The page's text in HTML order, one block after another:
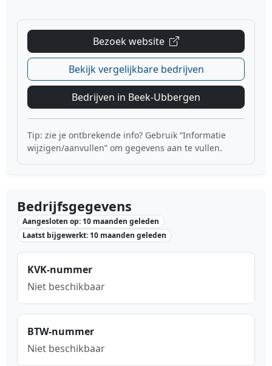
Bezoek website
Bekijk vergelijkbare bedrijven
Bedrijven in Beek-Ubbergen
Tip: zie je ontbrekende info? Gebruik “Informatie
wijzigen/aanvullen” om gegevens aan te vullen.
Bedrijfsgegevens
Aangesloten op: 10 maanden geleden
Laatst bijgewerkt: 10 maanden geleden
KVK-nummer
Niet beschikbaar
BTW-nummer
Niet beschikbaar